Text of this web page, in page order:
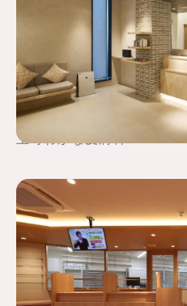
上町わかな皮膚科